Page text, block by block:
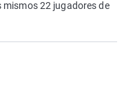
mismos 22 jugadores de